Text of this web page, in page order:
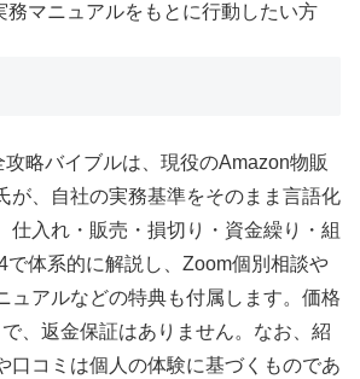
務マニュアルをもとに行動したい方
略バイブルは、現役のAmazon物販
が、自社の実務基準をそのまま言語化
仕入れ・販売・損切り・資金繰り・組
で体系的に解説し、Zoom個別相談や
ュアルなどの特典も付属します。価格
、返金保証はありません。なお、紹
口コミは個人の体験に基づくものであ